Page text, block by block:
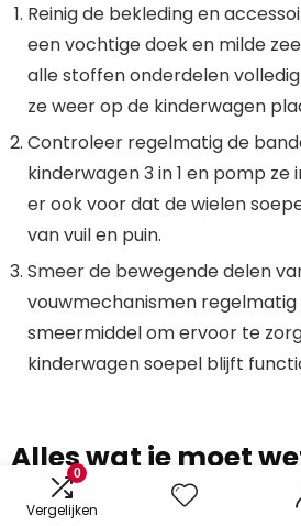
0
Vergelijken
Reinig de bekleding en
een vochtige doek en milde
alle stoffen onderdelen
ze weer op de kinderwagen
Controleer regelmatig de
kinderwagen 3 in 1 en pomp ze
er ook voor dat de wielen
van vuil en puin.
Smeer de bewegende delen
vouwmechanismen
smeermiddel om ervoor te
kinderwagen soepel blijft
Alles wat je moet
1 kinderwagens: